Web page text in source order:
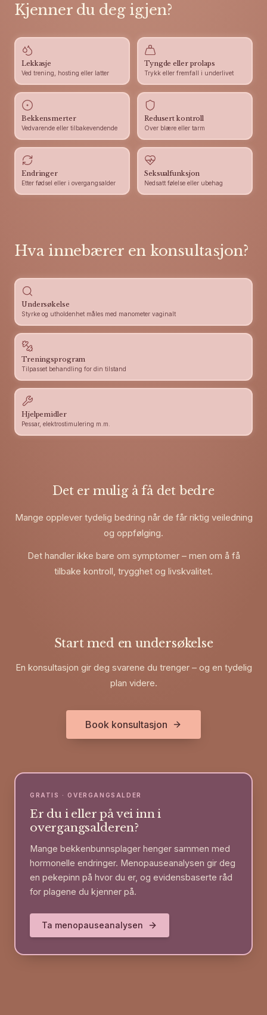
Kjenner du deg igjen?
Lekkasje
Ved trening, hosting eller latter
Tyngde eller prolaps
Trykk eller fremfall i underlivet
Bekkensmerter
Vedvarende eller tilbakevendende
Redusert kontroll
Over blære eller tarm
Endringer
Etter fødsel eller i overgangsalder
Seksualfunksjon
Nedsatt følelse eller ubehag
Hva innebærer en konsultasjon?
Undersøkelse
Styrke og utholdenhet måles med manometer vaginalt
Treningsprogram
Tilpasset behandling for din tilstand
Hjelpemidler
Pessar, elektrostimulering m.m.
Det er mulig å få det bedre
Mange opplever tydelig bedring når de får riktig veiledning
og oppfølging.
Det handler ikke bare om symptomer – men om å få
tilbake kontroll, trygghet og livskvalitet.
Start med en undersøkelse
En konsultasjon gir deg svarene du trenger – og en tydelig
plan videre.
Book konsultasjon
GRATIS · OVERGANGSALDER
Er du i eller på vei inn i
overgangsalderen?
Mange bekkenbunnsplager henger sammen med
hormonelle endringer. Menopauseanalysen gir deg
en pekepinn på hvor du er, og evidensbaserte råd
for plagene du kjenner på.
Ta menopauseanalysen